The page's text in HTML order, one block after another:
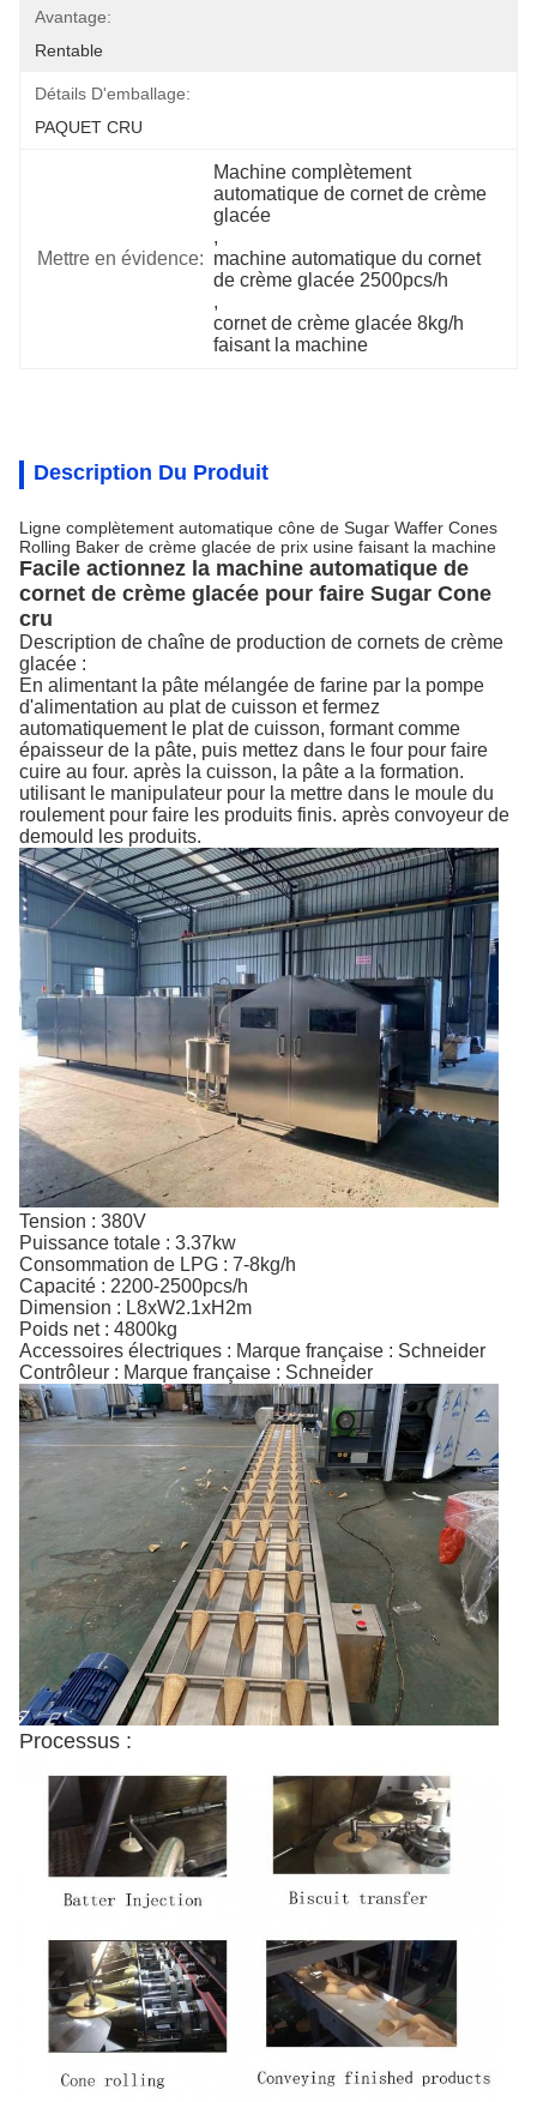
Avantage:
Rentable
Détails D'emballage:
PAQUET CRU
Mettre en évidence:
Machine complètement
automatique de cornet de crème
glacée
,
machine automatique du cornet
de crème glacée 2500pcs/h
,
cornet de crème glacée 8kg/h
faisant la machine
Description Du Produit
Ligne complètement automatique cône de Sugar Waffer Cones
Rolling Baker de crème glacée de prix usine faisant la machine
Facile actionnez la machine automatique de
cornet de crème glacée pour faire Sugar Cone
cru
Description de chaîne de production de cornets de crème
glacée :
En alimentant la pâte mélangée de farine par la pompe
d'alimentation au plat de cuisson et fermez
automatiquement le plat de cuisson, formant comme
épaisseur de la pâte, puis mettez dans le four pour faire
cuire au four. après la cuisson, la pâte a la formation.
utilisant le manipulateur pour la mettre dans le moule du
roulement pour faire les produits finis. après convoyeur de
demould les produits.
Tension : 380V
Puissance totale : 3.37kw
Consommation de LPG : 7-8kg/h
Capacité : 2200-2500pcs/h
Dimension : L8xW2.1xH2m
Poids net : 4800kg
Accessoires électriques : Marque française : Schneider
Contrôleur : Marque française : Schneider
Processus :